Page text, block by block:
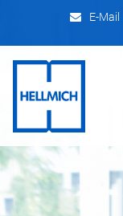
E-Mail